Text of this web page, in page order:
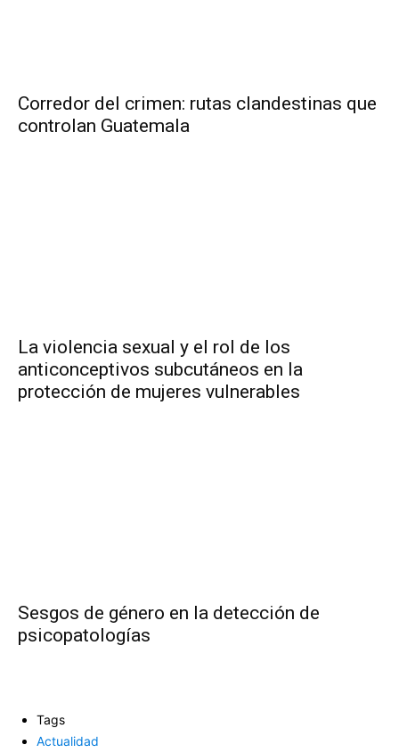
Corredor del crimen: rutas clandestinas que
controlan Guatemala
La violencia sexual y el rol de los
anticonceptivos subcutáneos en la
protección de mujeres vulnerables
Sesgos de género en la detección de
psicopatologías
Tags
Actualidad